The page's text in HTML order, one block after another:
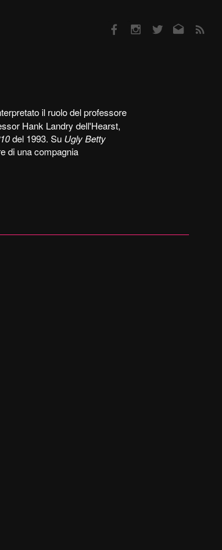
il ruolo del professore
Hank Landry dell'Hearst,
del 1993. Su Ugly Betty
di una compagnia